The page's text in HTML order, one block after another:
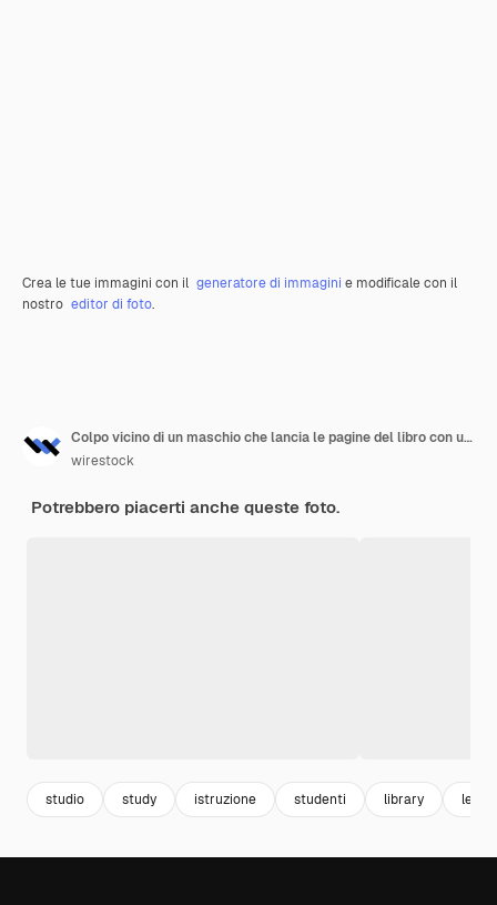
Crea le tue immagini con il generatore di immagini e modificale con il
nostro editor di foto.
Colpo vicino di un maschio che lancia le pagine del libro con uno sfocato
wirestock
Potrebbero piacerti anche queste foto.
studio study istruzione studenti library